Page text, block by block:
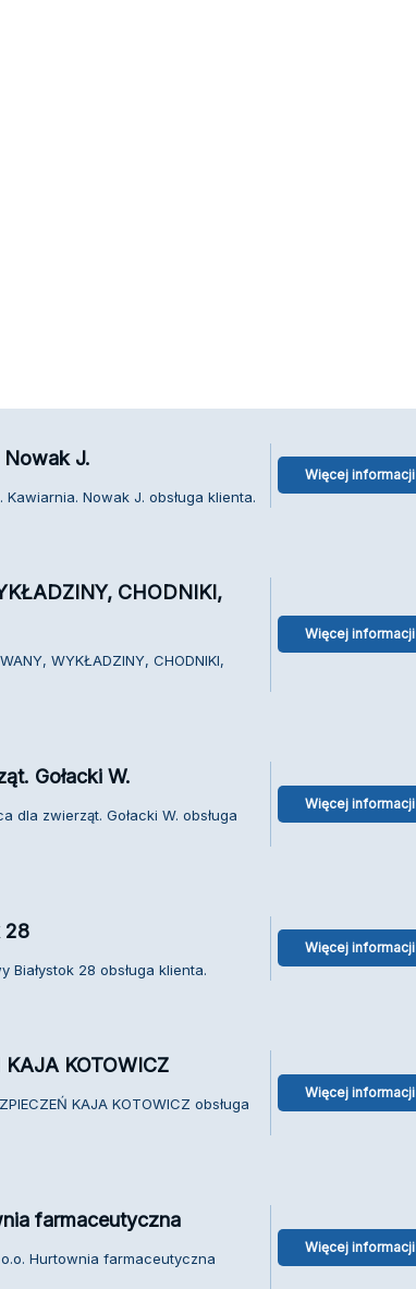
Nowak J.
Nowak J. obsługa klienta.
Więcej informacji
CHODNIKI,
WYKŁADZINY, CHODNIKI,
Więcej informacji
Gołacki W.
dla zwierząt. Gołacki W. obsługa
Więcej informacji
28
28 obsługa klienta.
Więcej informacji
KOTOWICZ
KAJA KOTOWICZ obsługa
Więcej informacji
farmaceutyczna
Hurtownia farmaceutyczna
Więcej informacji